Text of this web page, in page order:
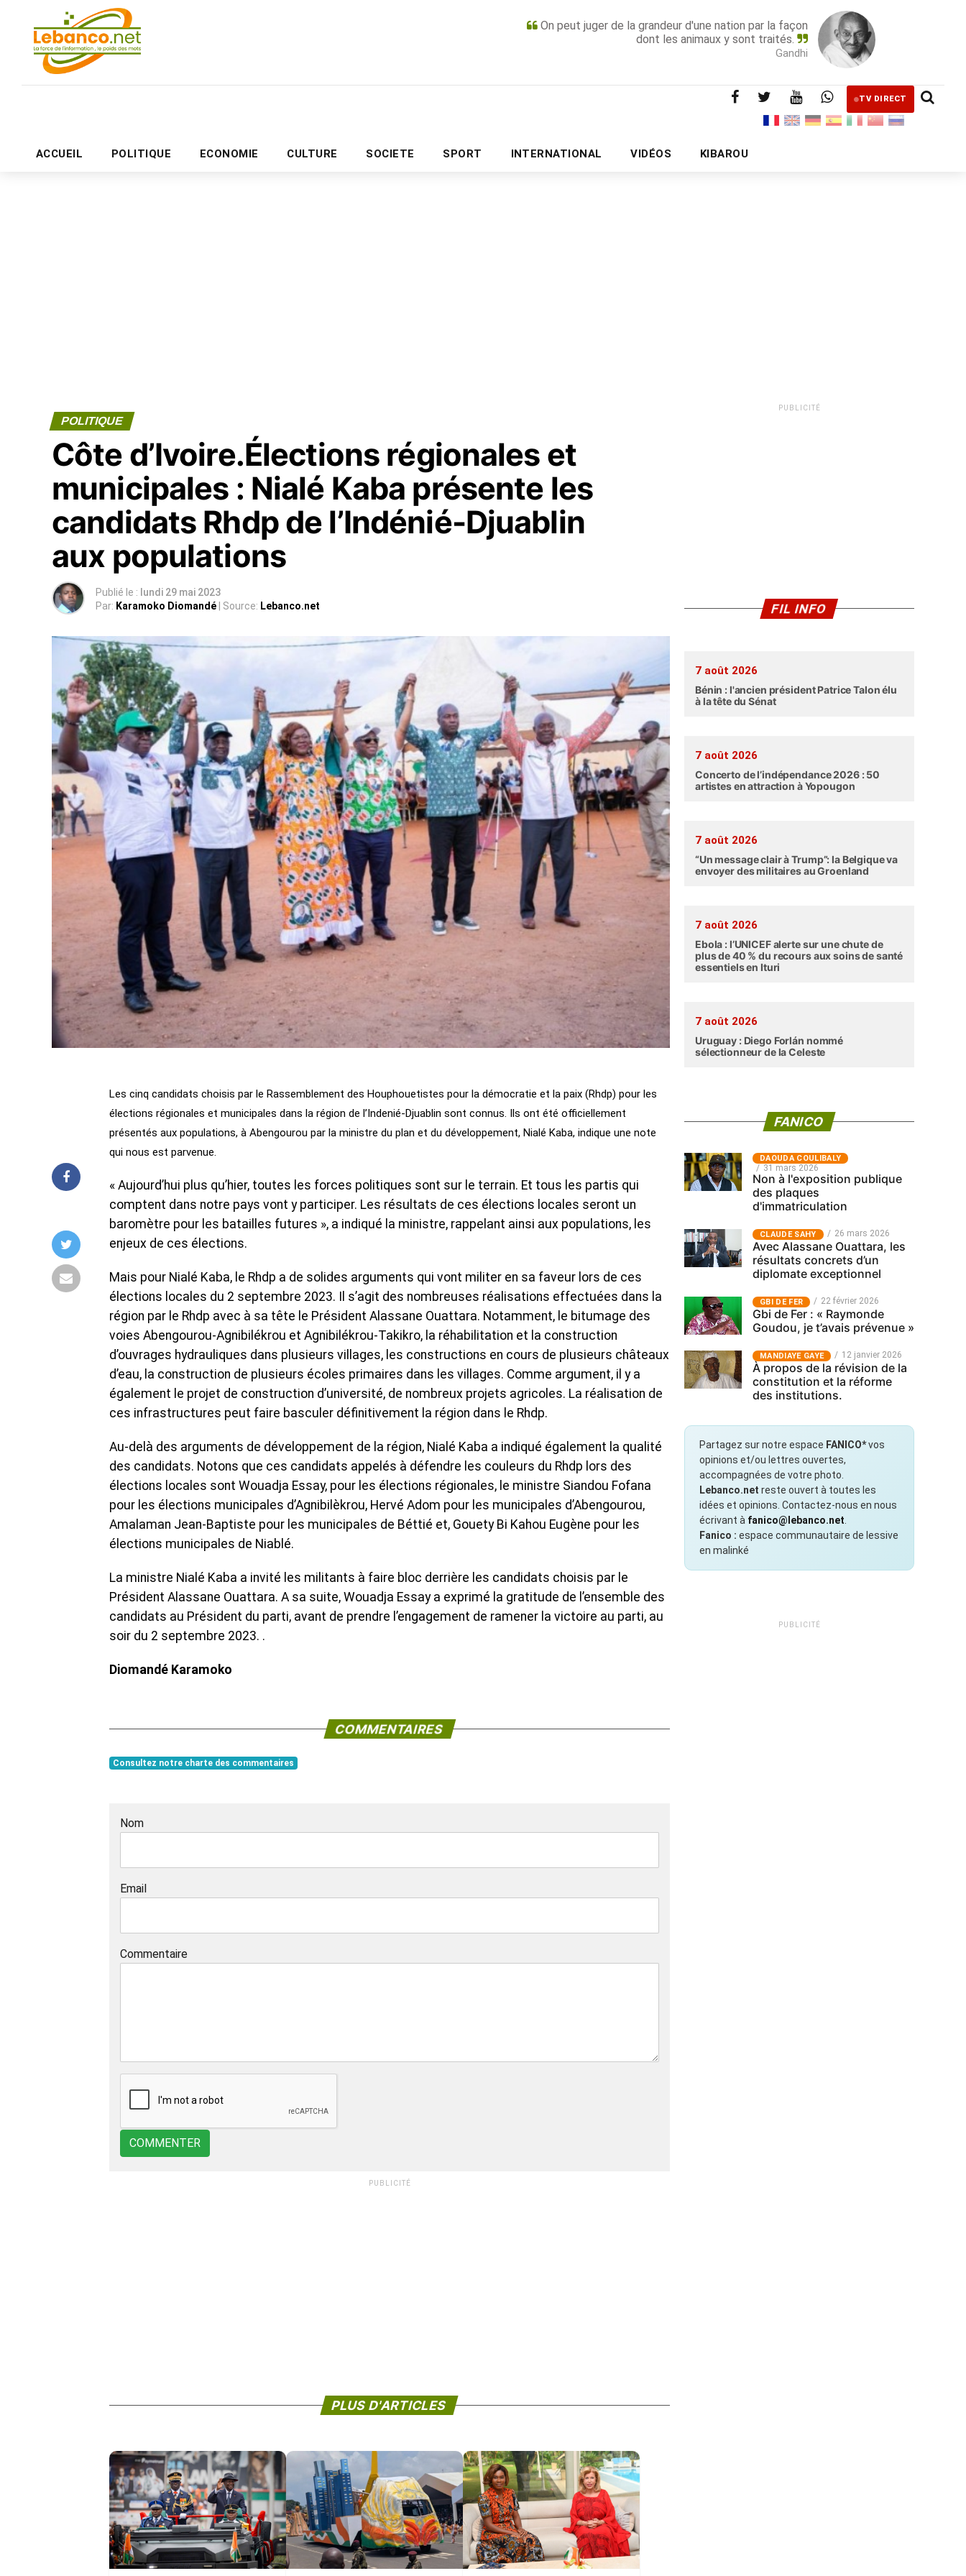
On peut juger de la grandeur d'une nation par la façon
dont les animaux y sont traités.
Gandhi
TV DIRECT
ACCUEIL POLITIQUE ECONOMIE CULTURE SOCIETE SPORT INTERNATIONAL VIDÉOS KIBAROU
PUBLICITÉ
POLITIQUE
Côte d’Ivoire.Élections régionales et
municipales : Nialé Kaba présente les
candidats Rhdp de l’Indénié-Djuablin
aux populations
Publié le : lundi 29 mai 2023
Par: Karamoko Diomandé | Source: Lebanco.net
Les cinq candidats choisis par le Rassemblement des Houphouetistes pour la démocratie et la paix (Rhdp) pour les
élections régionales et municipales dans la région de l’Indenié-Djuablin sont connus. Ils ont été officiellement
présentés aux populations, à Abengourou par la ministre du plan et du développement, Nialé Kaba, indique une note
qui nous est parvenue.
« Aujourd’hui plus qu’hier, toutes les forces politiques sont sur le terrain. Et tous les partis qui
comptent dans notre pays vont y participer. Les résultats de ces élections locales seront un
baromètre pour les batailles futures », a indiqué la ministre, rappelant ainsi aux populations, les
enjeux de ces élections.
Mais pour Nialé Kaba, le Rhdp a de solides arguments qui vont militer en sa faveur lors de ces
élections locales du 2 septembre 2023. Il s’agit des nombreuses réalisations effectuées dans la
région par le Rhdp avec à sa tête le Président Alassane Ouattara. Notamment, le bitumage des
voies Abengourou-Agnibilékrou et Agnibilékrou-Takikro, la réhabilitation et la construction
d’ouvrages hydrauliques dans plusieurs villages, les constructions en cours de plusieurs châteaux
d’eau, la construction de plusieurs écoles primaires dans les villages. Comme argument, il y a
également le projet de construction d’université, de nombreux projets agricoles. La réalisation de
ces infrastructures peut faire basculer définitivement la région dans le Rhdp.
Au-delà des arguments de développement de la région, Nialé Kaba a indiqué également la qualité
des candidats. Notons que ces candidats appelés à défendre les couleurs du Rhdp lors des
élections locales sont Wouadja Essay, pour les élections régionales, le ministre Siandou Fofana
pour les élections municipales d’Agnibilèkrou, Hervé Adom pour les municipales d’Abengourou,
Amalaman Jean-Baptiste pour les municipales de Béttié et, Gouety Bi Kahou Eugène pour les
élections municipales de Niablé.
La ministre Nialé Kaba a invité les militants à faire bloc derrière les candidats choisis par le
Président Alassane Ouattara. A sa suite, Wouadja Essay a exprimé la gratitude de l’ensemble des
candidats au Président du parti, avant de prendre l’engagement de ramener la victoire au parti, au
soir du 2 septembre 2023. .
Diomandé Karamoko
COMMENTAIRES
Consultez notre charte des commentaires
Nom
Email
Commentaire
COMMENTER
PUBLICITÉ
PLUS D'ARTICLES
PUBLICITÉ
FIL INFO
7 août 2026
Bénin : l'ancien président Patrice Talon élu
à la tête du Sénat
7 août 2026
Concerto de l’indépendance 2026 : 50
artistes en attraction à Yopougon
7 août 2026
“Un message clair à Trump”: la Belgique va
envoyer des militaires au Groenland
7 août 2026
Ebola : l’UNICEF alerte sur une chute de
plus de 40 % du recours aux soins de santé
essentiels en Ituri
7 août 2026
Uruguay : Diego Forlán nommé
sélectionneur de la Celeste
FANICO
‎DAOUDA COULIBALY
31 mars 2026
Non à l'exposition publique
des plaques
d'immatriculation
CLAUDE SAHY 26 mars 2026
Avec Alassane Ouattara, les
résultats concrets d’un
diplomate exceptionnel
GBI DE FER 22 février 2026
Gbi de Fer : « Raymonde
Goudou, je t’avais prévenue »
MANDIAYE GAYE 12 janvier 2026
À propos de la révision de la
constitution et la réforme
des institutions.
Partagez sur notre espace FANICO*vos
opinions et/ou lettres ouvertes,
accompagnées de votre photo.
Lebanco.net reste ouvert à toutes les
idées et opinions. Contactez-nous en nous
écrivant à fanico@lebanco.net
Fanico : espace communautaire de lessive
en malinké
PUBLICITÉ